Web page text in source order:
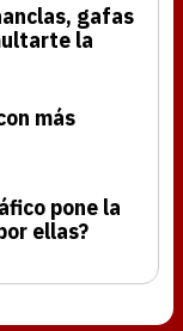
gafas
la
más
pone la
ellas?